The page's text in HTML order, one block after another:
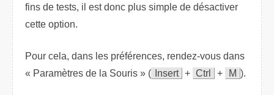
fins de tests, il est donc plus simple de désactiver
cette option.
Pour cela, dans les préférences, rendez-vous dans
« Paramètres de la Souris » (
Insert + Ctrl + M ).